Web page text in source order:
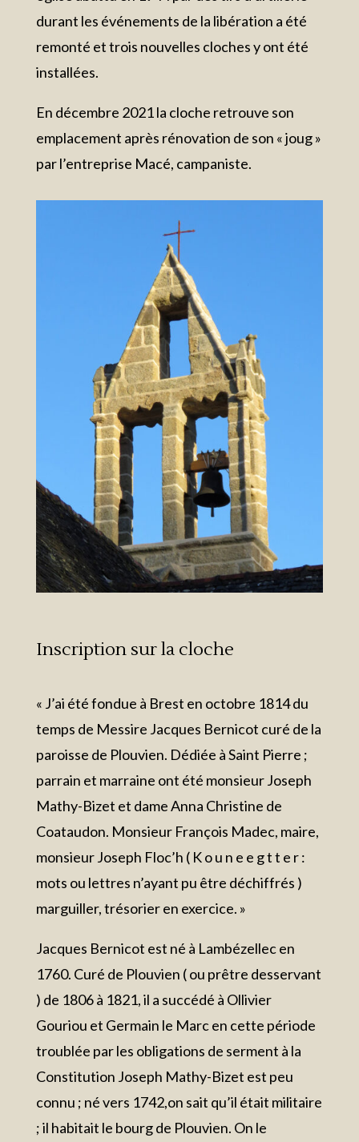
durant les événements de la libération a été
remonté et trois nouvelles cloches y ont été
installées.
En décembre 2021 la cloche retrouve son
emplacement après rénovation de son « joug »
par l’entreprise Macé, campaniste.
Inscription sur la cloche
« J’ai été fondue à Brest en octobre 1814 du
temps de Messire Jacques Bernicot curé de la
paroisse de Plouvien. Dédiée à Saint Pierre ;
parrain et marraine ont été monsieur Joseph
Mathy-Bizet et dame Anna Christine de
Coataudon. Monsieur François Madec, maire,
monsieur Joseph Floc’h ( K o u n e e g t t e r :
mots ou lettres n’ayant pu être déchiffrés )
marguiller, trésorier en exercice. »
Jacques Bernicot est né à Lambézellec en
1760. Curé de Plouvien ( ou prêtre desservant
) de 1806 à 1821, il a succédé à Ollivier
Gouriou et Germain le Marc en cette période
troublée par les obligations de serment à la
Constitution Joseph Mathy-Bizet est peu
connu ; né vers 1742,on sait qu’il était militaire
; il habitait le bourg de Plouvien. On le